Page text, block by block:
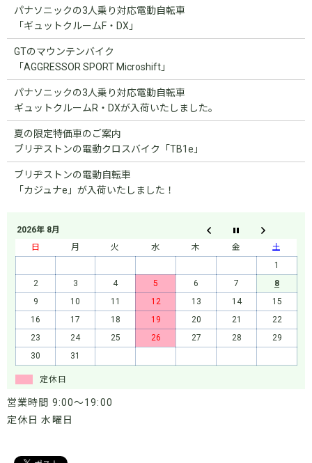
パナソニックの3人乗り対応電動自転車
「ギュットクルームF・DX」
GTのマウンテンバイク
「AGGRESSOR SPORT Microshift」
パナソニックの3人乗り対応電動自転車
ギュットクルームR・DXが入荷いたしました。
夏の限定特価車のご案内
ブリヂストンの電動クロスバイク「TB1e」
ブリヂストンの電動自転車
「カジュナe」が入荷いたしました！
2026年 8月
日
月 火 水 木 金
土
1
2
3 4 5 6 7
8
9
10 11 12 13 14
15
16
17 18 19 20 21
22
23
24 25 26 27 28
29
30
31
定休日
営業時間 9:00～19:00
定休日 水曜日